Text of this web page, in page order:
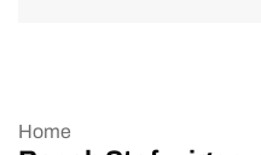
Home